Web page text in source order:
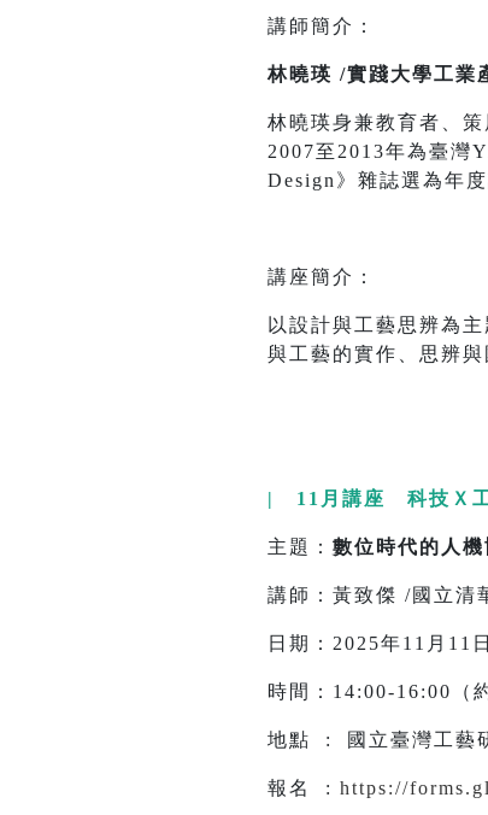
講師簡介：
林曉瑛 /實踐大學工業
林曉瑛身兼教育者、
2007至2013年為臺灣
Design》雜誌選為年度
講座簡介：
以設計與工藝思辨為
與工藝的實作、思辨與
| 11月講座 科技Ｘ
主題： 數位時代的人
講師：黃致傑 /國立清
日期：2025年11月11
時間：14:00-16:00（
地點 : 國立臺灣工藝
報名 : https://